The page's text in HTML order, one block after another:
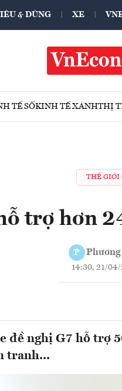
& DÙNG XE
TẾ SỐKINH TẾ XANHTHỊ
THẾ GIỚI
trợ hơn
P
14:30, 21/04/
đề nghị G7 hỗ trợ
tranh...